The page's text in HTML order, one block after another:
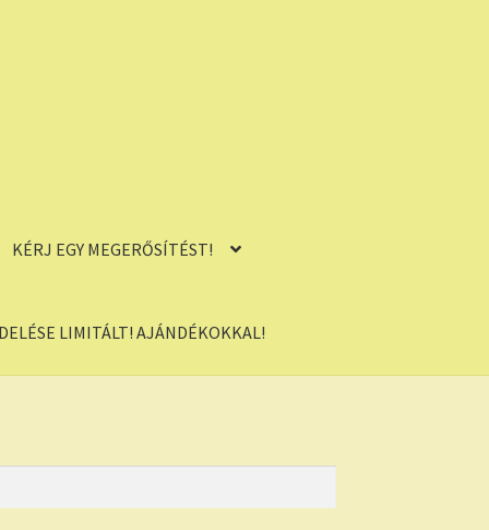
KÉRJ EGY MEGERŐSÍTÉST!
LIMITÁLT! AJÁNDÉKOKKAL!